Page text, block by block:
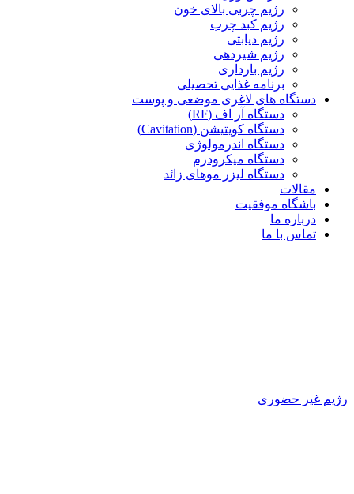
رژیم چربی بالای خون
رژیم کبد چرب
رژیم دیابتی
رژیم شیردهی
رژیم بارداری
برنامه غذایی تحصیلی
دستگاه های لاغری موضعی و پوست
دستگاه آر اف (RF)
دستگاه کویتیشن (Cavitation)
دستگاه اندرمولوژی
دستگاه میکرودرم
دستگاه لیزر موهای زائد
مقالات
باشگاه موفقیت
درباره ما
تماس با ما
رژیم غیر حضوری